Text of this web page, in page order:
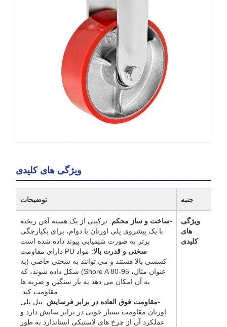
ویژگی های کلیدی
جنبه توضیحات
ویژگی
های
کلیدی
-ساخت و ساز محکم: ترکیبی از یک هسته آهن ریخته
با یک پیشروی پلی اورتان با دوام، برای یکپارچگی
برتر به صورت شیمیایی پیوند داده شده است
-سختی و قدرت بالا
: مواد PU دارای مقاومت
کششی بالا هستند و می توانند به سختی خاصی (به
عنوان مثال، Shore A 80-95) شکل داده شوند، که
به آن امکان می دهد به بار سنگین و ضربه ها
مقاومت کند.
-مقاومت فوق العاده در برابر فرسایش: پنل پلی
اورتان مقاومت بسیار خوبی در برابر سایش دارد و
عملکرد آن از چرخ های لاستیکی استاندارد به طور